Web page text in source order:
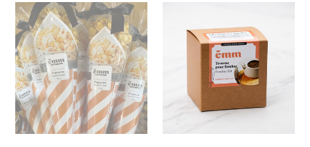
Popcorn
Caramel
et
Cajun
épicé
fondue
chinoise
gluten